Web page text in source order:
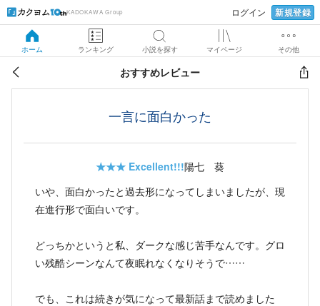
KADOKAWA Group ログイン 新規登録
ホーム ランキング 小説を探す マイページ その他
おすすめレビュー
一言に面白かった
★★★ Excellent!!!陽七 葵
いや、面白かったと過去形になってしまいましたが、現
在進行形で面白いです。
どっちかというと私、ダークな感じ苦手なんです。グロ
い残酷シーンなんて夜眠れなくなりそうで……
でも、これは続きが気になって最新話まで読めました